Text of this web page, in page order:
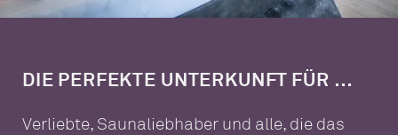
DIE PERFEKTE UNTERKUNFT FÜR …
Verliebte, Saunaliebhaber und alle, die das